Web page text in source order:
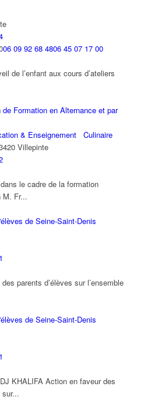
06 09 92 68 4806 45 07 17 00
de l’enfant aux cours d’ateliers
Formation en Alternance et par
& Enseignement
Culinaire
Villepinte
le cadre de la formation
M. Fr...
de Seine-Saint-Denis
parents d’élèves sur l’ensemble
de Seine-Saint-Denis
KHALIFA Action en faveur des
sur...